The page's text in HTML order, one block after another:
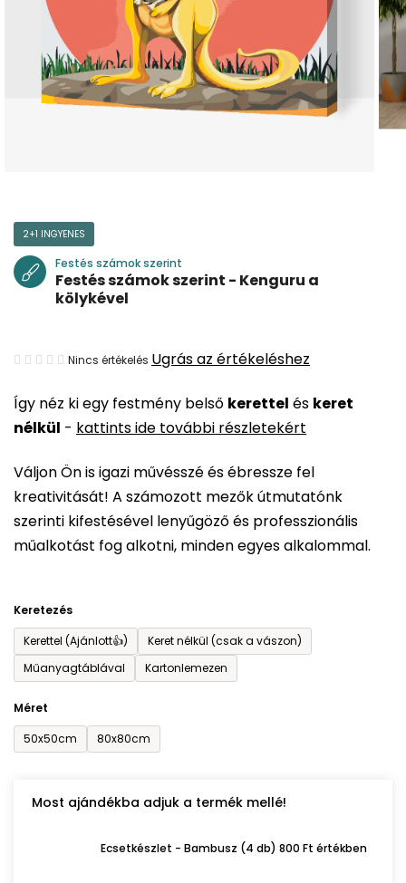
Így néz ki egy festmény belső kerettel és keret
nélkül - kattints ide további részletekért
Váljon Ön is igazi művésszé és ébressze fel
kreativitását! A számozott mezők útmutatónk
szerinti kifestésével lenyűgöző és professzionális
műalkotást fog alkotni, minden egyes alkalommal.
Keretezés
Kerettel (Ajánlott👍)
Keret nélkül (csak a vászon)
Műanyagtáblával
Kartonlemezen
Méret
50x50cm
80x80cm
Most ajándékba adjuk a termék mellé!
Ecsetkészlet - Bambusz (4 db) 800 Ft értékben
2+1 INGYENES
Festés számok szerint
Festés számok szerint - Kenguru a
kölykével
A
átlagos
értékelése
ből
0,0
csillag.
Nincs értékelés Ugrás az értékeléshez